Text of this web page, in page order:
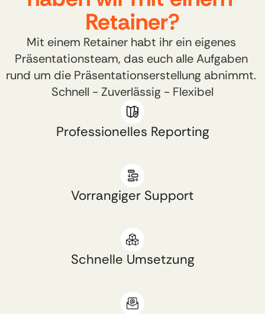
Retainer?​
Mit einem Retainer habt ihr ein eigenes
Präsentationsteam, das euch alle Aufgaben
rund um die Präsentationserstellung abnimmt.
Schnell - Zuverlässig - Flexibel
Professionelles Reporting​
Vorrangiger Support​
Schnelle Umsetzung​